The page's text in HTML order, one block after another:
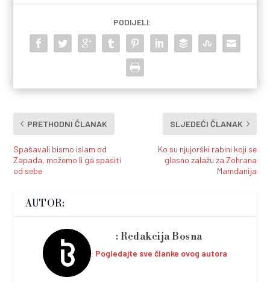
PODIJELI:
PRETHODNI ČLANAK
Spašavali bismo islam od
Zapada, možemo li ga spasiti
od sebe
SLJEDEĆI ČLANAK
Ko su njujorški rabini koji se
glasno zalažu za Zohrana
Mamdanija
AUTOR:
Redakcija Bosna
Pogledajte sve članke ovog autora